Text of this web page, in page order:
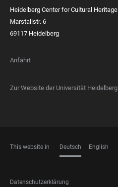
Heidelberg Center for Cultural Heritage
Marstallstr. 6
69117 Heidelberg
Anfahrt
Zur Website der Universität Heidelberg
This website in Deutsch English
FOOTER
Datenschutzerklärung